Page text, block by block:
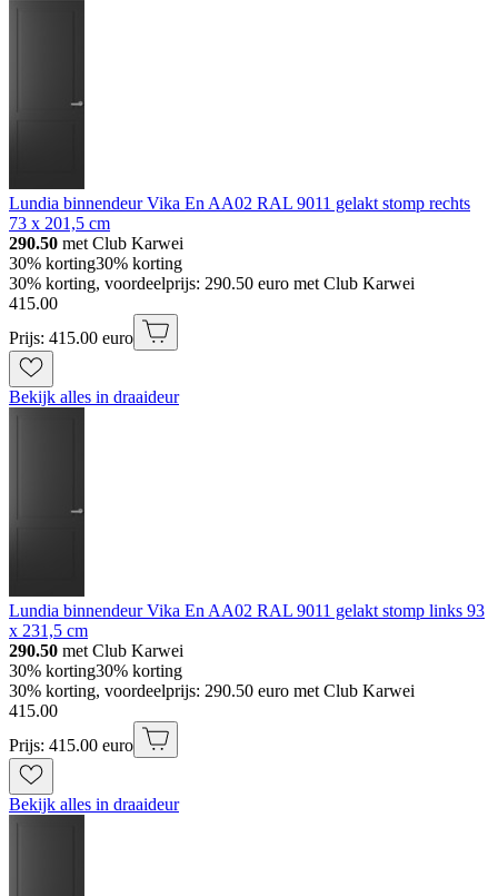
Lundia binnendeur Vika En AA02 RAL 9011 gelakt stomp rechts
73 x 201,5 cm
290.50 met Club Karwei
30% korting30% korting
30% korting, voordeelprijs: 290.50 euro met Club Karwei
415.00
Prijs: 415.00 euro
Bekijk alles in draaideur
Lundia binnendeur Vika En AA02 RAL 9011 gelakt stomp links 93
x 231,5 cm
290.50 met Club Karwei
30% korting30% korting
30% korting, voordeelprijs: 290.50 euro met Club Karwei
415.00
Prijs: 415.00 euro
Bekijk alles in draaideur